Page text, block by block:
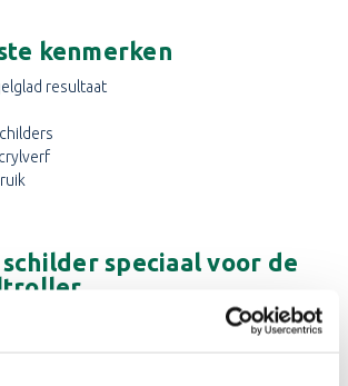
kenmerken
resultaat
speciaal voor de
wil je niet verrast worden door